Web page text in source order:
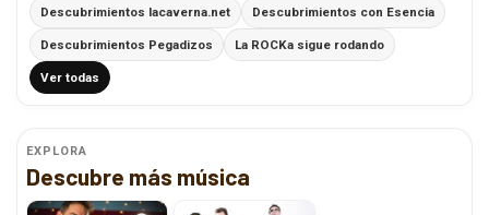
Descubrimientos lacaverna.net Descubrimientos con Esencia
Descubrimientos Pegadizos La ROCKa sigue rodando
Ver todas
EXPLORA
Descubre más música